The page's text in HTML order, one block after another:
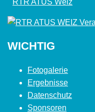
RTR ATUS Weiz
WICHTIG
Fotogalerie
Ergebnisse
Datenschutz
Sponsoren